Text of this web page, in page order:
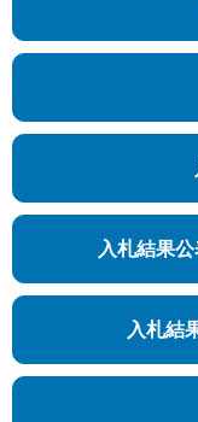
入札結果
入札結